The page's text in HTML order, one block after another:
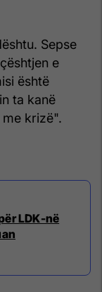
Sepse
e
është
ta kanë
krizë".
LDK-në